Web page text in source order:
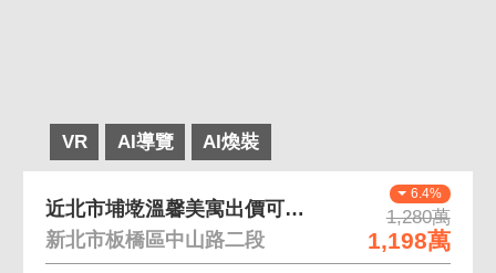
VR AI導覽 AI煥裝
6.4%
1,280萬
1,198萬
近北市埔墘溫馨美寓出價可談 近光復學區、家樂福、興
新北市板橋區中山路二段